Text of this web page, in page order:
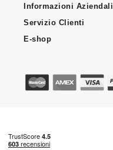
Informazioni Aziendali
Servizio Clienti
E-shop